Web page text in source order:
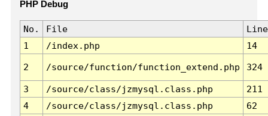
PHP Debug
No. File
Line
1
/index.php 14
2 /source/function/function_extend.php 324
3 /source/class/jzmysql.class.php
211
4
/source/class/jzmysql.class.php
62